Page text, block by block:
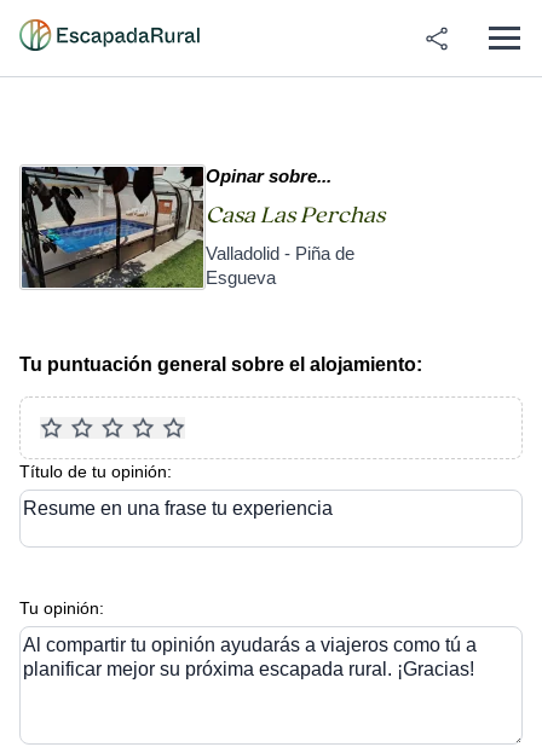
Opinar sobre...
Casa Las Perchas
Valladolid - Piña de
Esgueva
Tu puntuación general sobre el alojamiento:
Título de tu opinión:
Resume en una frase tu experiencia
Tu opinión:
Al compartir tu opinión ayudarás a viajeros como tú a
planificar mejor su próxima escapada rural. ¡Gracias!